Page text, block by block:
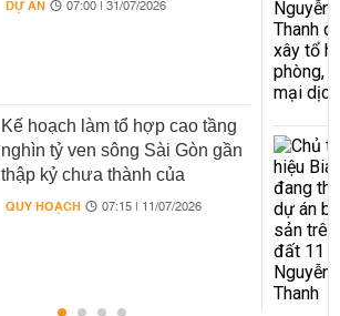
DỰ ÁN 07:00 | 31/07/2026
Kế hoạch làm tổ hợp cao tầng
nghìn tỷ ven sông Sài Gòn gần
thập kỷ chưa thành của
Bluemarq Group (DXG)
QUY HOẠCH 07:15 | 11/07/2026